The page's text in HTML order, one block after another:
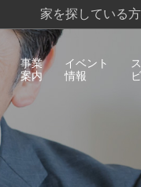
家を探している
事業
案内
イベント
情報